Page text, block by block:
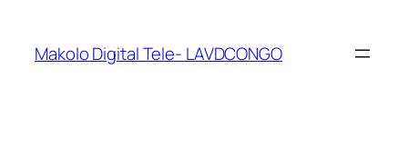
Makolo Digital Tele- LAVDCONGO